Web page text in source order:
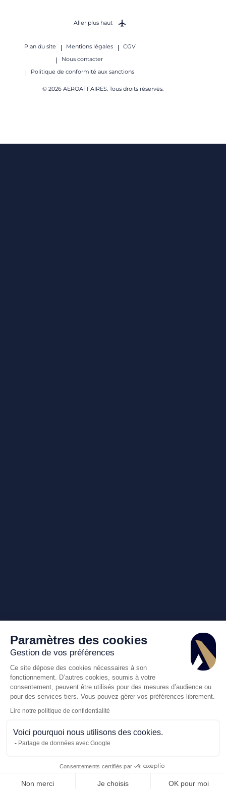
Plan du site Mentions légales
CGV
Nous contacter
Politique de conformité aux sanctions
© 2026 AEROAFFAIRES. Tous droits réservés.
Aller plus haut
Paramètres des cookies
Gestion de vos préférences
Ce site dépose des cookies nécessaires à son
fonctionnement. D’autres cookies, soumis à votre
consentement, peuvent être utilisés pour des mesures d’audience ou
pour des services tiers. Vous pouvez gérer vos préférences librement.
Lire notre politique de confidentialité
Voici pourquoi nous utilisons des cookies.
Partage de données avec Google
Consentements certifiés par
Non merci Je choisis OK pour moi